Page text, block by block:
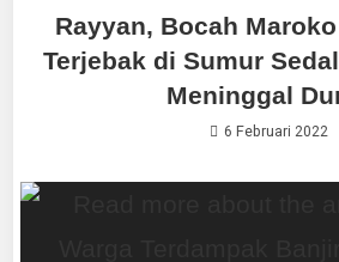
Rayyan, Bocah
Terjebak di Sumur
Meninggal
6 Februari 2022